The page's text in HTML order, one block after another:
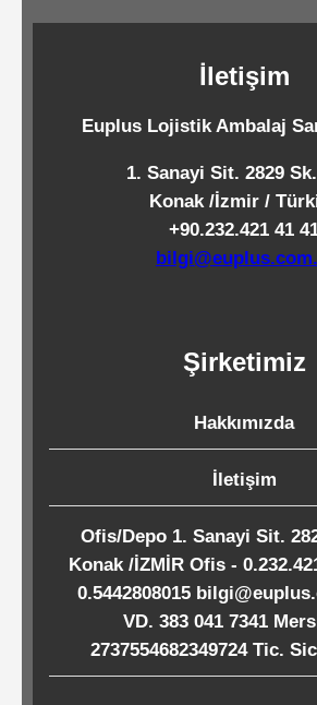
Pipetler
Temizlik
Temizlik
Kimyasalları
Kağıtları
Endüstriyel
Köpük
Kaseler
/
Tabaklar
İletişim
Euplus Lojistik Ambalaj
1. Sanayi Sit. 2829
Konak /İzmir /
+90.232.421 41
Şirketimiz
Hakkımızda
İletişim
Ofis/Depo 1. Sanayi Sit.
Konak /İZMİR Ofis -
0.5442808015
VD. 383 041 7341
2737554682349724 Tic.